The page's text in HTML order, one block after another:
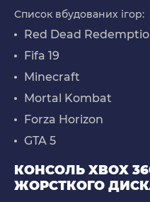
Список вбудованих ігор:
Red Dead
Fifa 19
Minecraft
Mortal Kombat
Forza Horizon
GTA 5
КОНСОЛЬ XBOX
ЖОРСТКОГО